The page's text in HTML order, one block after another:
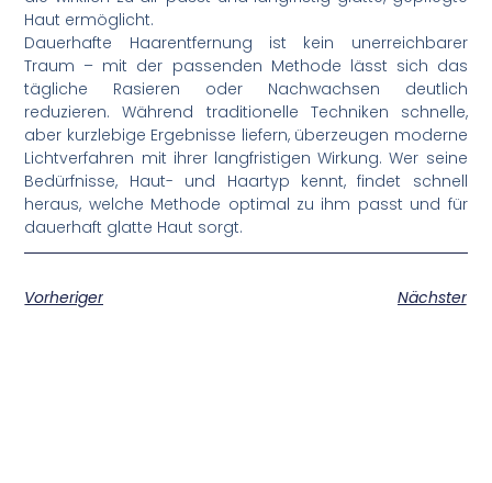
Haut ermöglicht.
Dauerhafte Haarentfernung ist kein unerreichbarer
Traum – mit der passenden Methode lässt sich das
tägliche Rasieren oder Nachwachsen deutlich
reduzieren. Während traditionelle Techniken schnelle,
aber kurzlebige Ergebnisse liefern, überzeugen moderne
Lichtverfahren mit ihrer langfristigen Wirkung. Wer seine
Bedürfnisse, Haut- und Haartyp kennt, findet schnell
heraus, welche Methode optimal zu ihm passt und für
dauerhaft glatte Haut sorgt.
Vorheriger Nächster